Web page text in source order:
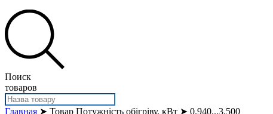
Поиск
товаров
Главная ➤ Товар Потужність обігріву, кВт ➤ 0.940...3.500